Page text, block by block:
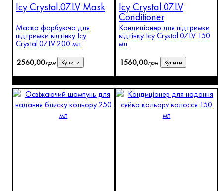
Icy Crystal.07.LV Mask
Маска фарбуюча для
підтримки відтінку Icy
Crystal.07.LV 200 мл
2560,00грн Купити
Icy Crystal.07.LV
Conditioner
Кондиціонер для підтримки
відтінку Icy Crystal.07.LV 150
мл
1560,00грн Купити